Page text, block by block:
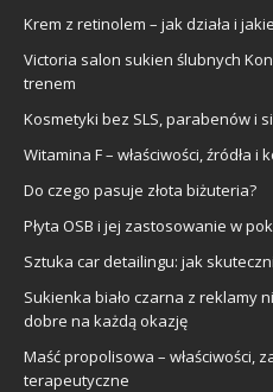
Krem z retinolem – jak działa i
Victoria salon sukien ślubnych
trenem
Kosmetyki bez SLS, parabenów i
Witamina F – właściwości, źródła i
Do czego pasuje złota biżuteria?
Płyta OSB i jej zastosowanie w
Sztuka car detailingu: jak
Sukienka biało czarna z reklamy
dobre na każdą okazję
Maść propolisowa – właściwości,
terapeutyczne